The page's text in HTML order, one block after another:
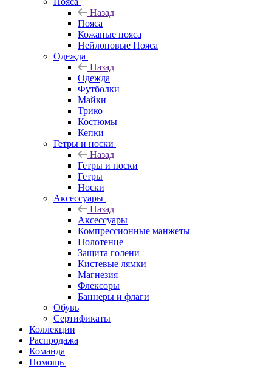
Назад
Пояса
Кожаные пояса
Нейлоновые Пояса
Одежда
Назад
Одежда
Футболки
Майки
Трико
Костюмы
Кепки
Гетры и носки
Назад
Гетры и носки
Гетры
Носки
Аксессуары
Назад
Аксессуары
Компрессионные манжеты
Полотенце
Защита голени
Кистевые лямки
Магнезия
Флексоры
Баннеры и флаги
Обувь
Сертификаты
Коллекции
Распродажа
Команда
Помощь